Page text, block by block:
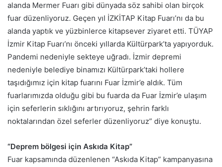
alanda Mermer Fuarı gibi dünyada söz sahibi olan birçok
fuar düzenliyoruz. Geçen yıl İZKİTAP Kitap Fuarı’nı da bu
alanda yaptık ve yüzbinlerce kitapsever ziyaret etti. TÜYAP
İzmir Kitap Fuarı’nı önceki yıllarda Kültürpark’ta yapıyorduk.
Pandemi nedeniyle sekteye uğradı. İzmir depremi
nedeniyle belediye binamızı Kültürpark’taki hollere
taşıdığımız için kitap fuarını Fuar İzmir’e aldık. Tüm
fuarlarımızda olduğu gibi bu fuarda da Fuar İzmir’e ulaşım
için seferlerin sıklığını artırıyoruz, şehrin farklı
noktalarından özel seferler düzenliyoruz” diye konuştu.
“Deprem bölgesi için Askıda Kitap”
Fuar kapsamında düzenlenen “Askıda Kitap” kampanyasına